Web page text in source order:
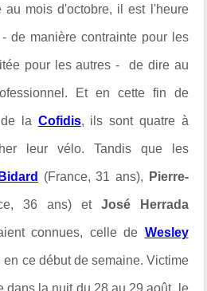
au mois d'octobre, il est l'heure
de manière contrainte pour les
pour les autres - de dire au
Et en cette fin de
la Cofidis, ils sont quatre à
leur vélo. Tandis que les
(France, 31 ans), Pierre-
36 ans) et José Herrada
connues, celle de Wesley
en ce début de semaine. Victime
dans la nuit du 28 au 29 août, le